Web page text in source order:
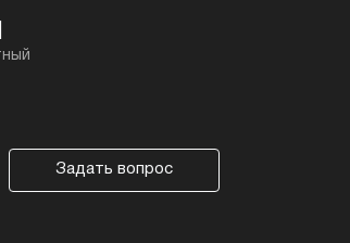
Задать вопрос